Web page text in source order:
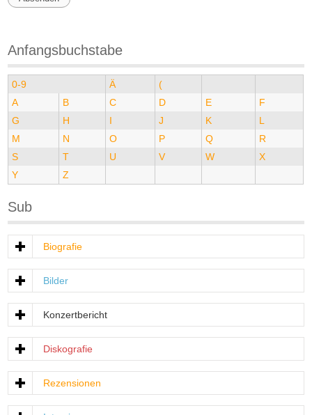
Anfangsbuchstabe
0-9 Ä
(
A
B C D E
F
G
H I J K
L
M
N O P Q
R
S
T U V W
X
Y
Z
Sub
Biografie
Bilder
Konzertbericht
Diskografie
Rezensionen